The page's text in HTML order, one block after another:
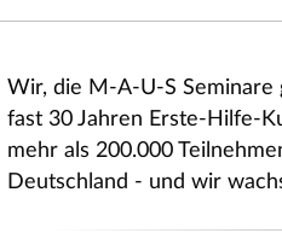
Wir, die M-A-U-S Seminare
fast 30 Jahren Erste-Hilfe-
mehr als 200.000
Deutschland - und wir